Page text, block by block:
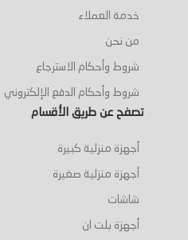
خدمة العملاء
من نحن
شروط وأحكام الاسترجاع
شروط وأحكام الدفع الإلكتروني
تصفح عن طريق الأقسام
أجهزة منزلية كبيرة
أجهزة منزلية صغيرة
شاشات
أجهزة بلت ان